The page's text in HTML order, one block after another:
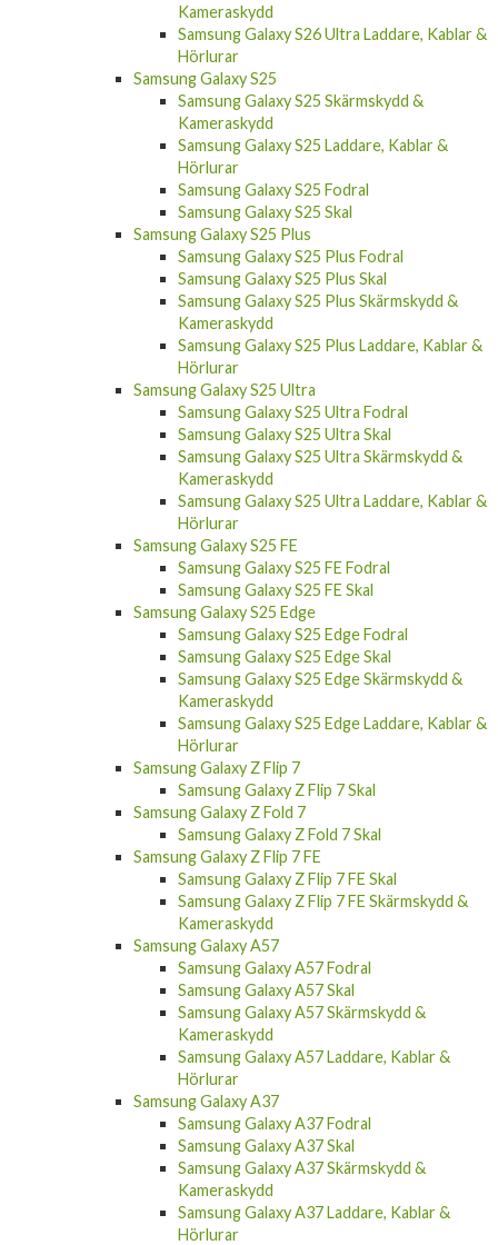
Samsung Galaxy S26 Ultra Laddare, Kablar &
Hörlurar
Samsung Galaxy S25
Samsung Galaxy S25 Skärmskydd &
Kameraskydd
Samsung Galaxy S25 Laddare, Kablar &
Hörlurar
Samsung Galaxy S25 Fodral
Samsung Galaxy S25 Skal
Samsung Galaxy S25 Plus
Samsung Galaxy S25 Plus Fodral
Samsung Galaxy S25 Plus Skal
Samsung Galaxy S25 Plus Skärmskydd &
Kameraskydd
Samsung Galaxy S25 Plus Laddare, Kablar &
Hörlurar
Samsung Galaxy S25 Ultra
Samsung Galaxy S25 Ultra Fodral
Samsung Galaxy S25 Ultra Skal
Samsung Galaxy S25 Ultra Skärmskydd &
Kameraskydd
Samsung Galaxy S25 Ultra Laddare, Kablar &
Hörlurar
Samsung Galaxy S25 FE
Samsung Galaxy S25 FE Fodral
Samsung Galaxy S25 FE Skal
Samsung Galaxy S25 Edge
Samsung Galaxy S25 Edge Fodral
Samsung Galaxy S25 Edge Skal
Samsung Galaxy S25 Edge Skärmskydd &
Kameraskydd
Samsung Galaxy S25 Edge Laddare, Kablar &
Hörlurar
Samsung Galaxy Z Flip 7
Samsung Galaxy Z Flip 7 Skal
Samsung Galaxy Z Fold 7
Samsung Galaxy Z Fold 7 Skal
Samsung Galaxy Z Flip 7 FE
Samsung Galaxy Z Flip 7 FE Skal
Samsung Galaxy Z Flip 7 FE Skärmskydd &
Kameraskydd
Samsung Galaxy A57
Samsung Galaxy A57 Fodral
Samsung Galaxy A57 Skal
Samsung Galaxy A57 Skärmskydd &
Kameraskydd
Samsung Galaxy A57 Laddare, Kablar &
Hörlurar
Samsung Galaxy A37
Samsung Galaxy A37 Fodral
Samsung Galaxy A37 Skal
Samsung Galaxy A37 Skärmskydd &
Kameraskydd
Samsung Galaxy A37 Laddare, Kablar &
Hörlurar
Samsung Galaxy A17